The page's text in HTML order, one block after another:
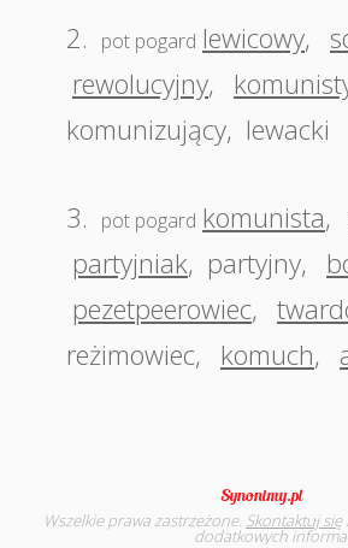
2. pot pogard lewicowy,
rewolucyjny,
komunizujący, lewacki
3. pot pogard komunista,
partyjniak, partyjny,
pezetpeerowiec,
reżimowiec, komuch,
Wszelkie prawa zastrzeżone. Skontaktuj się
dodatkowych